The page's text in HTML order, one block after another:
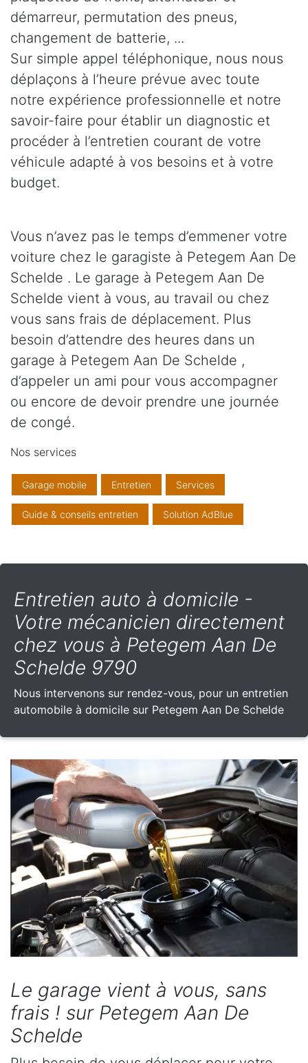
démarreur, permutation des pneus,
changement de batterie, ...
Sur simple appel téléphonique, nous nous
déplaçons à l’heure prévue avec toute
notre expérience professionnelle et notre
savoir-faire pour établir un diagnostic et
procéder à l’entretien courant de votre
véhicule adapté à vos besoins et à votre
budget.
Vous n’avez pas le temps d’emmener votre
voiture chez le garagiste à Petegem Aan De
Schelde . Le garage à Petegem Aan De
Schelde vient à vous, au travail ou chez
vous sans frais de déplacement. Plus
besoin d’attendre des heures dans un
garage à Petegem Aan De Schelde ,
d’appeler un ami pour vous accompagner
ou encore de devoir prendre une journée
de congé.
Nos services
Garage mobile Entretien Services
Guide & conseils entretien Solution AdBlue
Entretien auto à domicile -
Votre mécanicien directement
chez vous à Petegem Aan De
Schelde 9790
Nous intervenons sur rendez-vous, pour un entretien
automobile à domicile sur Petegem Aan De Schelde
Le garage vient à vous, sans
frais ! sur Petegem Aan De
Schelde